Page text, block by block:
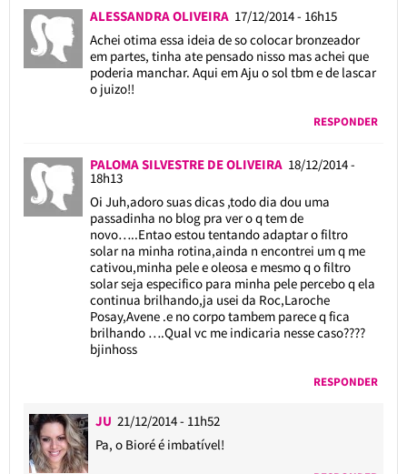
ALESSANDRA OLIVEIRA 17/12/2014 - 16h15
Achei otima essa ideia de so colocar bronzeador
em partes, tinha ate pensado nisso mas achei que
poderia manchar. Aqui em Aju o sol tbm e de lascar
o juizo!!
RESPONDER
PALOMA SILVESTRE DE OLIVEIRA 18/12/2014 -
18h13
Oi Juh,adoro suas dicas ,todo dia dou uma
passadinha no blog pra ver o q tem de
novo…..Entao estou tentando adaptar o filtro
solar na minha rotina,ainda n encontrei um q me
cativou,minha pele e oleosa e mesmo q o filtro
solar seja especifico para minha pele percebo q ela
continua brilhando,ja usei da Roc,Laroche
Posay,Avene .e no corpo tambem parece q fica
brilhando ….Qual vc me indicaria nesse caso????
bjinhoss
RESPONDER
JU 21/12/2014 - 11h52
Pa, o Bioré é imbatível!